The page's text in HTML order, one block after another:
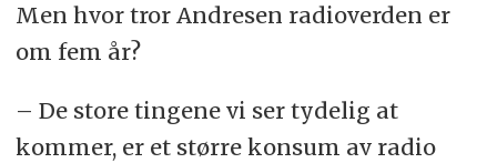
Men hvor tror Andresen radioverden er
om fem år?
– De store tingene vi ser tydelig at
kommer, er et større konsum av radio